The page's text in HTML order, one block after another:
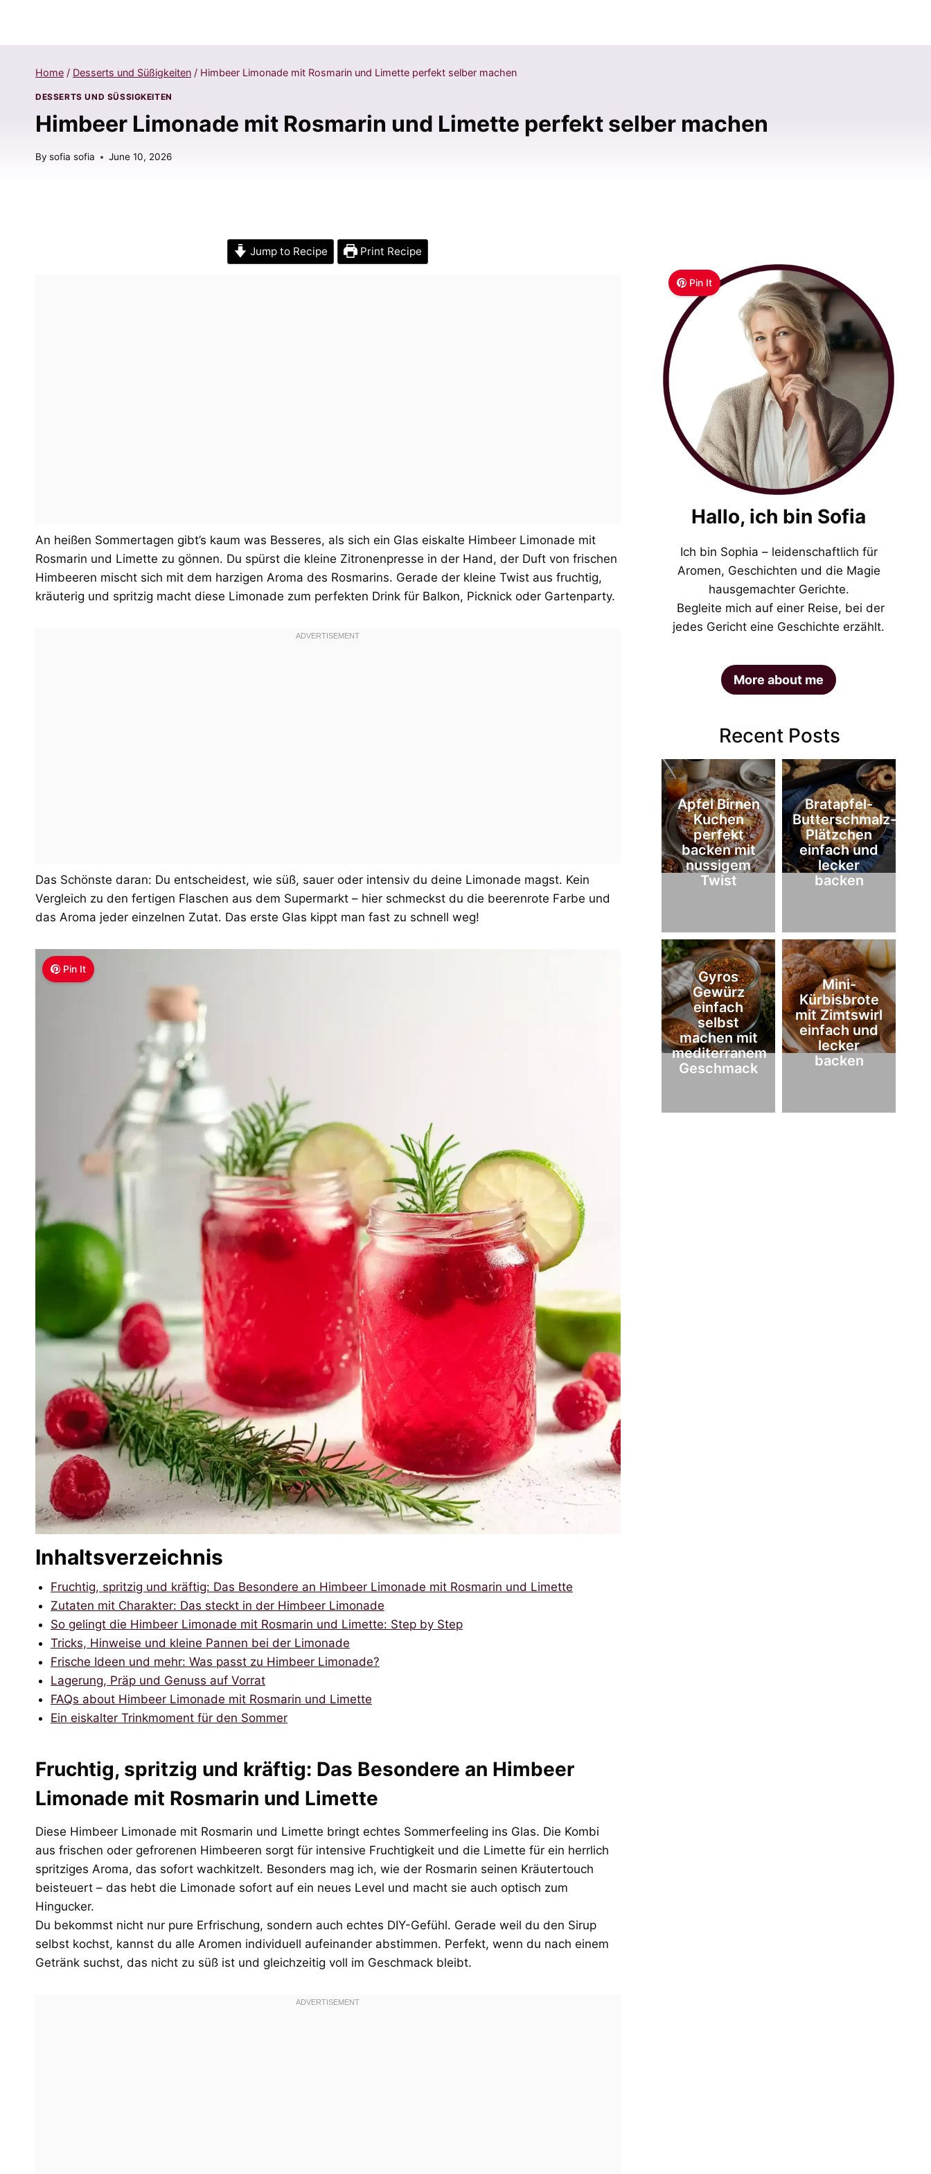
Home / Desserts und Süßigkeiten / Himbeer Limonade mit Rosmarin und Limette perfekt selber machen
DESSERTS UND SÜSSIGKEITEN
Himbeer Limonade mit Rosmarin und Limette perfekt selber machen
By sofia sofia June 10, 2026
Jump to Recipe Print Recipe
An heißen Sommertagen gibt’s kaum was Besseres, als sich ein Glas eiskalte Himbeer Limonade mit
Rosmarin und Limette zu gönnen. Du spürst die kleine Zitronenpresse in der Hand, der Duft von frischen
Himbeeren mischt sich mit dem harzigen Aroma des Rosmarins. Gerade der kleine Twist aus fruchtig,
kräuterig und spritzig macht diese Limonade zum perfekten Drink für Balkon, Picknick oder Gartenparty.
Das Schönste daran: Du entscheidest, wie süß, sauer oder intensiv du deine Limonade magst. Kein
Vergleich zu den fertigen Flaschen aus dem Supermarkt – hier schmeckst du die beerenrote Farbe und
das Aroma jeder einzelnen Zutat. Das erste Glas kippt man fast zu schnell weg!
Pin It
Inhaltsverzeichnis
Fruchtig, spritzig und kräftig: Das Besondere an Himbeer Limonade mit Rosmarin und Limette
Zutaten mit Charakter: Das steckt in der Himbeer Limonade
So gelingt die Himbeer Limonade mit Rosmarin und Limette: Step by Step
Tricks, Hinweise und kleine Pannen bei der Limonade
Frische Ideen und mehr: Was passt zu Himbeer Limonade?
Lagerung, Präp und Genuss auf Vorrat
FAQs about Himbeer Limonade mit Rosmarin und Limette
Ein eiskalter Trinkmoment für den Sommer
Fruchtig, spritzig und kräftig: Das Besondere an Himbeer
Limonade mit Rosmarin und Limette
Diese Himbeer Limonade mit Rosmarin und Limette bringt echtes Sommerfeeling ins Glas. Die Kombi
aus frischen oder gefrorenen Himbeeren sorgt für intensive Fruchtigkeit und die Limette für ein herrlich
spritziges Aroma, das sofort wachkitzelt. Besonders mag ich, wie der Rosmarin seinen Kräutertouch
beisteuert – das hebt die Limonade sofort auf ein neues Level und macht sie auch optisch zum
Hingucker.
Du bekommst nicht nur pure Erfrischung, sondern auch echtes DIY-Gefühl. Gerade weil du den Sirup
selbst kochst, kannst du alle Aromen individuell aufeinander abstimmen. Perfekt, wenn du nach einem
Getränk suchst, das nicht zu süß ist und gleichzeitig voll im Geschmack bleibt.
Pin It
Hallo, ich bin Sofia
Ich bin Sophia – leidenschaftlich für
Aromen, Geschichten und die Magie
hausgemachter Gerichte.
Begleite mich auf einer Reise, bei der
jedes Gericht eine Geschichte erzählt.
More about me
Recent Posts
Apfel Birnen
Kuchen
perfekt
backen mit
nussigem
Twist
Bratapfel-
Butterschmalz-
Plätzchen
einfach und
lecker
backen
Gyros
Gewürz
einfach
selbst
machen mit
mediterranem
Geschmack
Mini-
Kürbisbrote
mit Zimtswirl
einfach und
lecker
backen